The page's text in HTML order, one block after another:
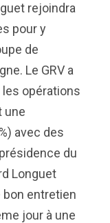
rejoindra
pour y
de
Le GRV a
opérations
une
avec des
du
Longuet
entretien
jour à une